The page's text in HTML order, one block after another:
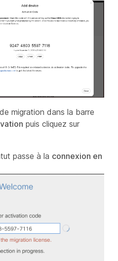
migration dans la barre
puis cliquez sur
passe à la connexion en